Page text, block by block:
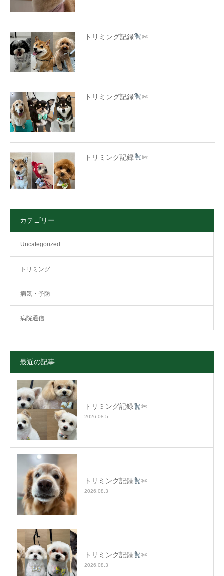
トリミング記録 ✄
トリミング記録 ✄
トリミング記録 ✄
カテゴリー
Uncategorized
トリミング
病気・予防
病院通信
最近の記事
トリミング記録 ✄
2026.08.5
トリミング記録 ✄
2026.08.3
トリミング記録 ✄
2026.08.3